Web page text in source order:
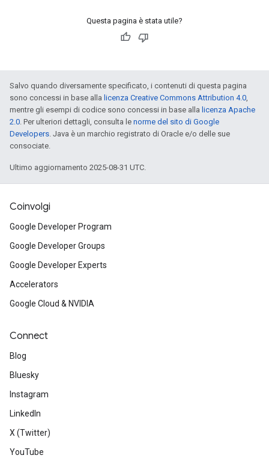
Questa pagina è stata utile?
Salvo quando diversamente specificato, i contenuti di questa pagina
sono concessi in base alla licenza Creative Commons Attribution 4.0,
mentre gli esempi di codice sono concessi in base alla licenza Apache
2.0. Per ulteriori dettagli, consulta le norme del sito di Google
Developers. Java è un marchio registrato di Oracle e/o delle sue
consociate.
Ultimo aggiornamento 2025-08-31 UTC.
Coinvolgi
Google Developer Program
Google Developer Groups
Google Developer Experts
Accelerators
Google Cloud & NVIDIA
Connect
Blog
Bluesky
Instagram
LinkedIn
X (Twitter)
YouTube